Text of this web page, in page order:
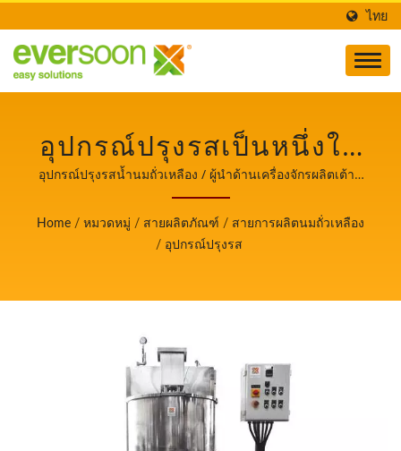
ไทย
อุปกรณ์ปรุงรสเป็นหนึ่งใน
เครื่องจักรในสายการผลิต
นมถั่วเหลือง. / ผู้นำด้าน
เครื่องจักรผลิตเต้าหู้และ
ปลอดภัยด้านอาหาร.
อุปกรณ์ปรุงรสน้ำนมถั่วเหลือง / ผู้นำด้านเครื่องจักรผลิตเต้าหู้
และนมถั่วเหลืองอัตโนมัติที่ให้ความสำคัญสูงสุดกับความ
ปลอดภัยด้านอาหาร.
Home / หมวดหมู่ / สายผลิตภัณฑ์ / สายการผลิตนมถั่วเหลือง
/ อุปกรณ์ปรุงรส